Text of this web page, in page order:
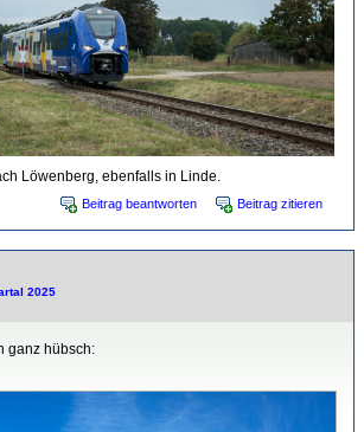
Löwenberg, ebenfalls in Linde.
Beitrag beantworten Beitrag zitieren
2025
ganz hübsch: